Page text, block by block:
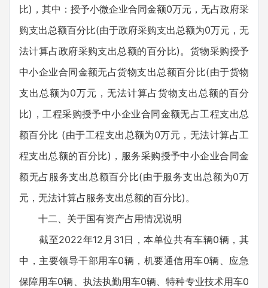
比)，其中：授予小微企业合同金额0万元，无占政府采
购支出总额百分比(由于政府采购支出总额为0万元，无
法计算占政府采购支出总额的百分比)。货物采购授予
中小企业合同金额无占货物支出总额百分比(由于货物
支出总额为0万元，无法计算占货物支出总额的百分
比)，工程采购授予中小企业合同金额无占工程支出总
额百分比 (由于工程支出总额为0万元，无法计算占工
程支出总额的百分比)，服务采购授予中小企业合同金
额无占服务支出总额百分比(由于服务支出总额为0万
元，无法计算占服务支出总额的百分比)。
十二、关于国有资产占用情况说明
截至2022年12月31日，本单位共有车辆0辆，其
中，主要领导干部用车0辆，机要通信用车0辆、应急
保障用车0辆、执法执勤用车0辆、特种专业技术用车0